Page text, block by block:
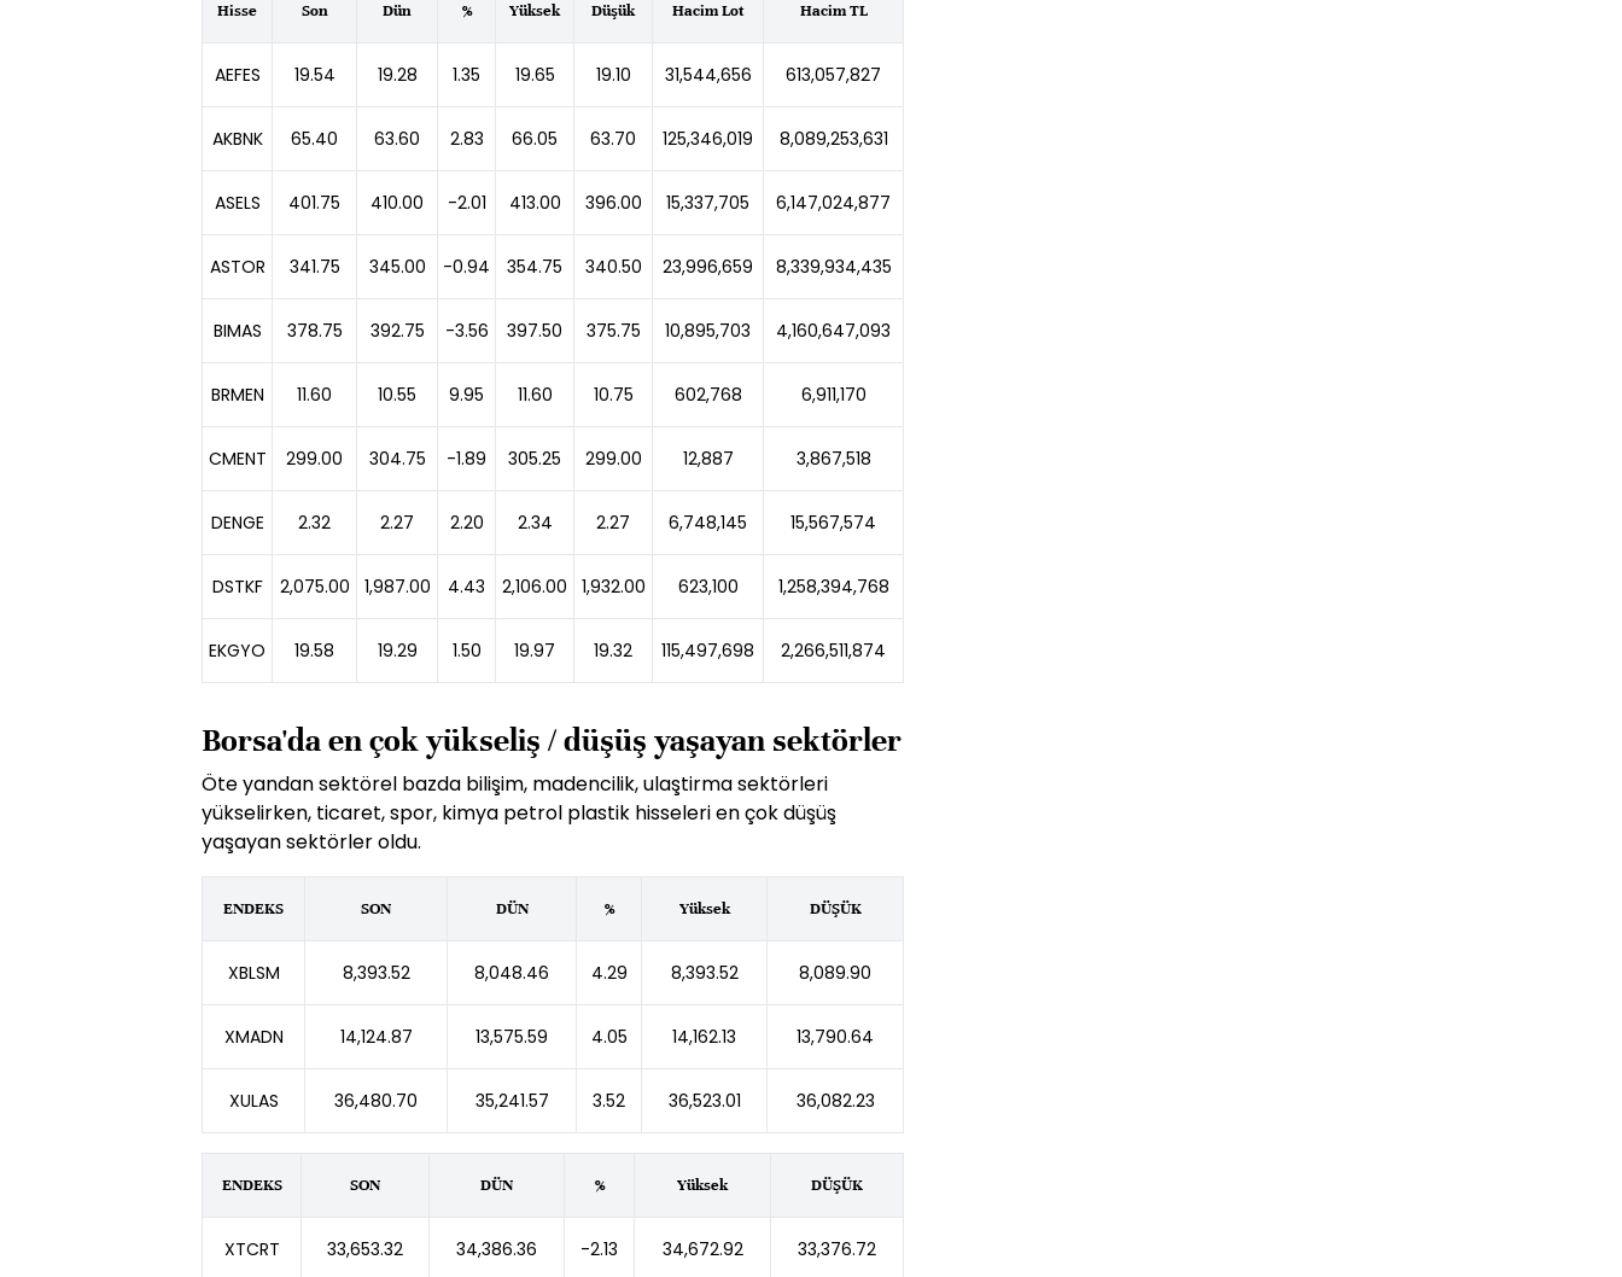
Hisse Son Dün % Yüksek Düşük Hacim Lot Hacim TL
AEFES 19.54 19.28 1.35 19.65 19.10 31,544,656 613,057,827
AKBNK 65.40 63.60 2.83 66.05 63.70 125,346,019 8,089,253,631
ASELS 401.75 410.00 -2.01 413.00 396.00 15,337,705 6,147,024,877
ASTOR 341.75 345.00 -0.94 354.75 340.50 23,996,659 8,339,934,435
BIMAS 378.75 392.75 -3.56 397.50 375.75 10,895,703 4,160,647,093
BRMEN 11.60 10.55 9.95 11.60 10.75 602,768 6,911,170
CMENT 299.00 304.75 -1.89 305.25 299.00 12,887 3,867,518
DENGE 2.32 2.27 2.20 2.34 2.27 6,748,145 15,567,574
DSTKF 2,075.00 1,987.00 4.43 2,106.00 1,932.00 623,100 1,258,394,768
EKGYO 19.58 19.29 1.50 19.97 19.32 115,497,698 2,266,511,874
Borsa'da en çok yükseliş / düşüş yaşayan sektörler
Öte yandan sektörel bazda bilişim, madencilik, ulaştirma sektörleri
yükselirken, ticaret, spor, kimya petrol plastik hisseleri en çok düşüş
yaşayan sektörler oldu.
ENDEKS SON DÜN % Yüksek DÜŞÜK
XBLSM 8,393.52 8,048.46 4.29 8,393.52 8,089.90
XMADN 14,124.87 13,575.59 4.05 14,162.13 13,790.64
XULAS 36,480.70 35,241.57 3.52 36,523.01 36,082.23
ENDEKS SON DÜN % Yüksek DÜŞÜK
XTCRT 33,653.32 34,386.36 -2.13 34,672.92 33,376.72